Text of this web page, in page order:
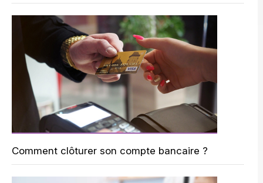
Comment clôturer son compte bancaire ?